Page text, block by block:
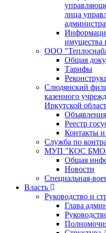
лица
имущества
ООО
Общая
Тарифы
Слюдянский
казенного
Иркутской
Реестр
Контакты и
Служба по
МУП "КОС
Общая
Новости
Специальная-
Власть
Руководство и
Глава